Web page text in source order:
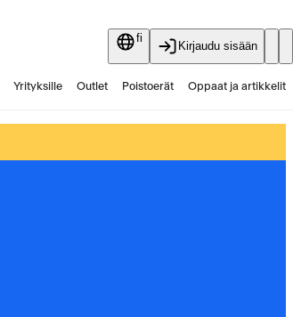
fi
Kirjaudu sisään
Yrityksille Outlet Poistoerät Oppaat ja artikkelit